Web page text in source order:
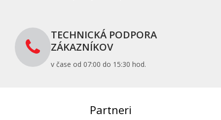
TECHNICKÁ PODPORA
ZÁKAZNÍKOV
v čase od 07:00 do 15:30 hod.
Partneri